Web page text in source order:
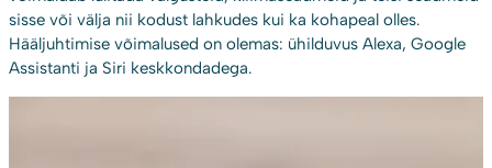
sisse või välja nii kodust lahkudes kui ka kohapeal olles.
Hääljuhtimise võimalused on olemas: ühilduvus Alexa, Google
Assistanti ja Siri keskkondadega.